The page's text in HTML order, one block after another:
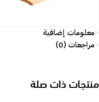
معلومات إضافية
مراجعات (0)
منتجات ذات صلة